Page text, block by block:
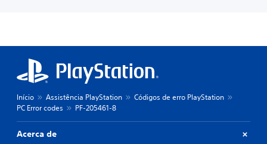
Início Assistência PlayStation
Códigos de erro PlayStation
PC Error codes
PF-205461-8
Acerca de